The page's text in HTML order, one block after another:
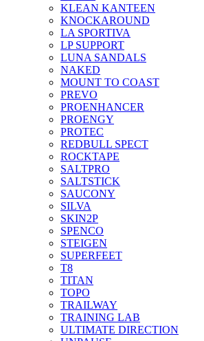
KLEAN KANTEEN
KNOCKAROUND
LA SPORTIVA
LP SUPPORT
LUNA SANDALS
NAKED
MOUNT TO COAST
PREVO
PROENHANCER
PROENGY
PROTEC
REDBULL SPECT
ROCKTAPE
SALTPRO
SALTSTICK
SAUCONY
SILVA
SKIN2P
SPENCO
STEIGEN
SUPERFEET
T8
TITAN
TOPO
TRAILWAY
TRAINING LAB
ULTIMATE DIRECTION